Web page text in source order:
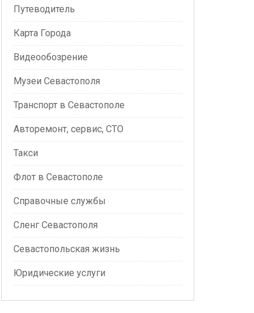
Путеводитель
Карта Города
Видеообозрение
Музеи Севастополя
Транспорт в Севастополе
Авторемонт, сервис, СТО
Такси
Флот в Севастополе
Справочные службы
Сленг Севастополя
Севастопольская жизнь
Юридические услуги